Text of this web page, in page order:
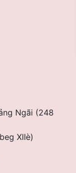
Ngãi (248
XIIè)